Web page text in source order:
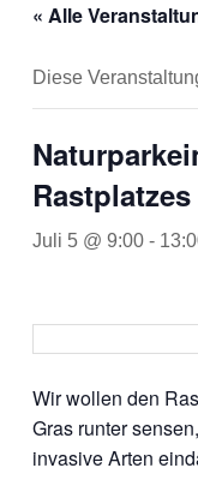
« Alle
Diese
Rastplatzes
Juli 5 @ 9:00-
Wir wollen den
Gras runter
invasive Arten